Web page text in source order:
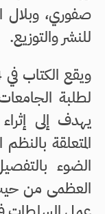
صفوري، وبلال
للنشر والتوزيع.
لطلبة
يهدف إلى إثراء
المتعلقة
الضوء
العظمى من حيث